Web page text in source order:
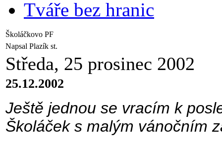
Tváře bez hranic
Školáčkovo PF
Napsal Plazík st.
Středa, 25 prosinec 2002
25.12.2002
Ještě jednou se vracím k
Školáček s malým vánočním